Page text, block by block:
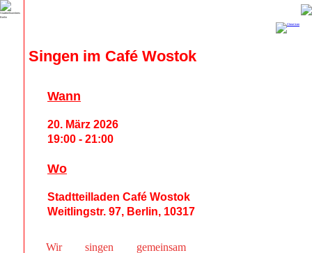
Singen im Café Wostok
Wir singen gemeinsam
Wann
20. März 2026
19:00 - 21:00
Wo
Stadtteilladen Café Wostok
Weitlingstr. 97, Berlin, 10317